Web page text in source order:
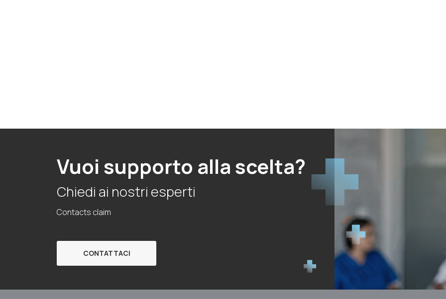
Vuoi supporto alla scelta?
Chiedi ai nostri esperti
Contacts claim
CONTATTACI